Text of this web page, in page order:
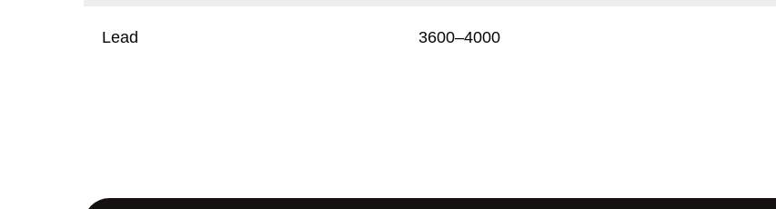
Lead 3600–4000